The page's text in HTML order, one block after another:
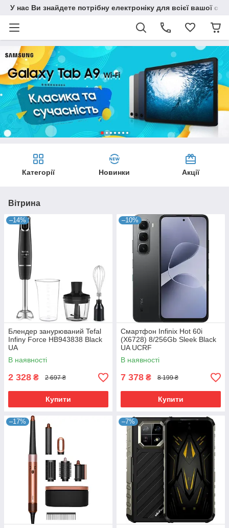
У нас Ви знайдете потрібну електроніку для всієї вашої
Категорії Новинки Акції
Вітрина
–14%
Блендер занурюваний Tefal
Infiny Force HB943838 Black
UA
В наявності
2 328 ₴ 2 697 ₴
Купити
–10%
Смартфон Infinix Hot 60i
(X6728) 8/256Gb Sleek Black
UA UCRF
В наявності
7 378 ₴ 8 199 ₴
Купити
–17% –7%